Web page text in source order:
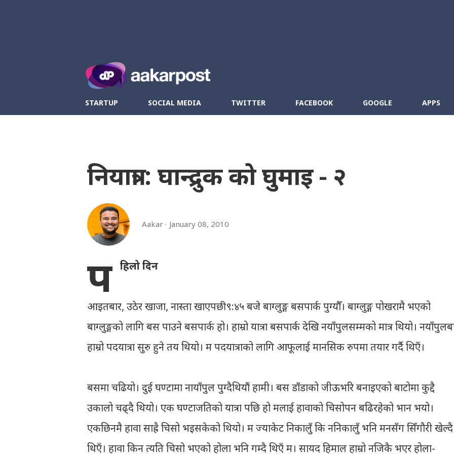
STARTUP SOCIAL MEDIA TWITTER FACEBOOK GOOGLE APPS
नियात्रा : घान्द्रुक को घुमाइ - २
Aakar January 08, 2010
प हिलो दिन
आइतबार, उठेर खाजा, नास्ता खाएपछी ९:४५ बजे बाग्लुङ्ग बसपार्क पुग्यौँ। बाग्लुङ्ग पोखरामै भएको
बाग्लुङ्गको लागि बस पाउने बसपार्क हो। हाम्रो यात्रा बसपार्क देखि नयाँपुलसम्मको मात्र थियो।
हाम्रो पदयात्रा सुरु हुने तय थियो। म पदयात्राको लागि आफूलाई मानसिक रुपमा तयार गर्दै थिएँ।
बसमा चढियो। दुई घण्टामा नायाँपुल पुग्दैथियौं हामी। बस डाँडाको जीऊभरि बनाइएको बाटोमा कुद्दै
उकालो चढ्दै थियो। एक घण्टाजतिको यात्रा पछि हो मलाई हावाको चिसोपन बढिरहेको भान भयो।
एकछिनमै हावा साह्रै चिसो भइसकेको थियो। म ज्याकेट निकालुँ कि ननिकालुँ भनि मनसँग सिँगौरी खेल्दै
थिएँ। हावा किन त्यति चिसो भएको होला भनि गम्दै थिएँ म। सायद हिमाल हाम्रो नजिकै भएर होला-